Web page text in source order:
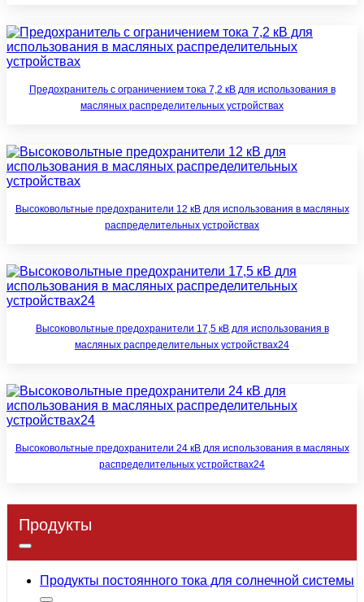
Предохранитель с ограничением тока 7,2 кВ для использования в
масляных распределительных устройствах
Высоковольтные предохранители 12 кВ для использования в масляных
распределительных устройствах
Высоковольтные предохранители 17,5 кВ для использования в
масляных распределительных устройствах24
Высоковольтные предохранители 24 кВ для использования в масляных
распределительных устройствах24
Продукты
Продукты постоянного тока для солнечной системы